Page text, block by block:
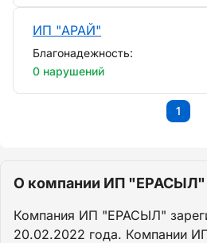
ИП "АРАЙ"
Благонадежность:
0 нарушений
1
О компании ИП "ЕРАСЫЛ"
Компания ИП "ЕРАСЫЛ"
20.02.2022 года. Компании